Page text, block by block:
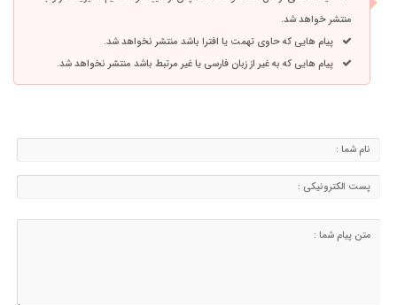
منتشر خواهد شد.
پیام هایی که حاوی تهمت یا افترا باشد منتشر نخواهد شد.
پیام هایی که به غیر از زبان فارسی یا غیر مرتبط باشد منتشر نخواهد شد.